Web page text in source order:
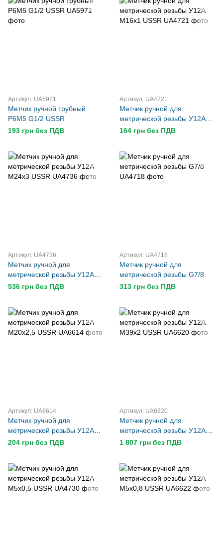
Артикул: UA5971
Метчик ручной трубный
Р6М5 G1/2 USSR
193 грн без ПДВ
Артикул: UA4721
Метчик ручной для
метрической резьбы У12А
М16х1 USSR
164 грн без ПДВ
Артикул: UA4736
Метчик ручной для
метрической резьбы У12А
М24х3 USSR
536 грн без ПДВ
Артикул: UA4718
Метчик ручной для
метрической резьбы G7/8
313 грн без ПДВ
Артикул: UA6614
Метчик ручной для
метрической резьбы У12А
М20х2,5 USSR
204 грн без ПДВ
Артикул: UA6620
Метчик ручной для
метрической резьбы У12А
М39х2 USSR
1 807 грн без ПДВ